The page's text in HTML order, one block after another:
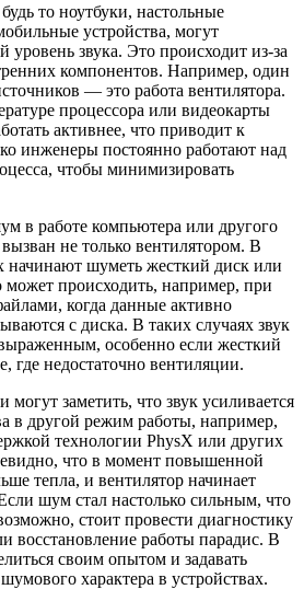
то ноутбуки, настольные
устройства, могут
уровень звука. Это происходит из-за
компонентов. Например, один
— это работа вентилятора.
процессора или видеокарты
активнее, что приводит к
инженеры постоянно работают над
чтобы минимизировать
в работе компьютера или другого
не только вентилятором. В
начинают шуметь жесткий диск или
может происходить, например, при
когда данные активно
с диска. В таких случаях звук
особенно если жесткий
где недостаточно вентиляции.
могут заметить, что звук усиливается
в другой режим работы, например,
технологии PhysX или других
что в момент повышенной
тепла, и вентилятор начинает
шум стал настолько сильным, что
стоит провести диагностику
восстановление работы парадис. В
своим опытом и задавать
характера в устройствах.